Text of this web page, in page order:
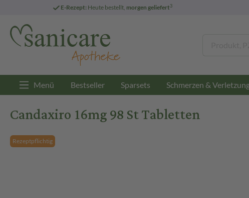
E-Rezept: Heute bestellt, morgen geliefert3
Menü Bestseller Sparsets Schmerzen &
Candaxiro 16mg 98 St Tabletten
Rezeptpflichtig